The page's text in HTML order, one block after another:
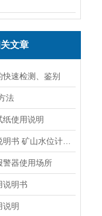
文章
速检测、鉴别
法
使用说明
警器使用场所
说明书
说明